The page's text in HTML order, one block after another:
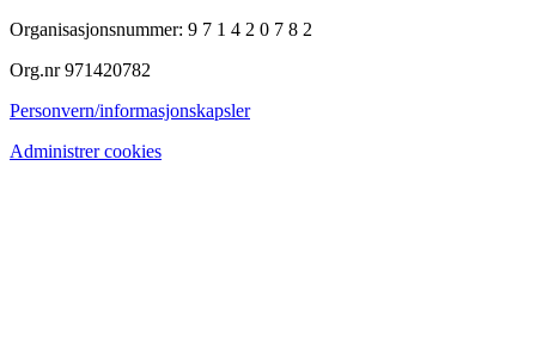
Organisasjonsnummer: 9 7 1 4 2 0 7 8 2
Org.nr 971420782
Personvern/informasjonskapsler
Administrer cookies